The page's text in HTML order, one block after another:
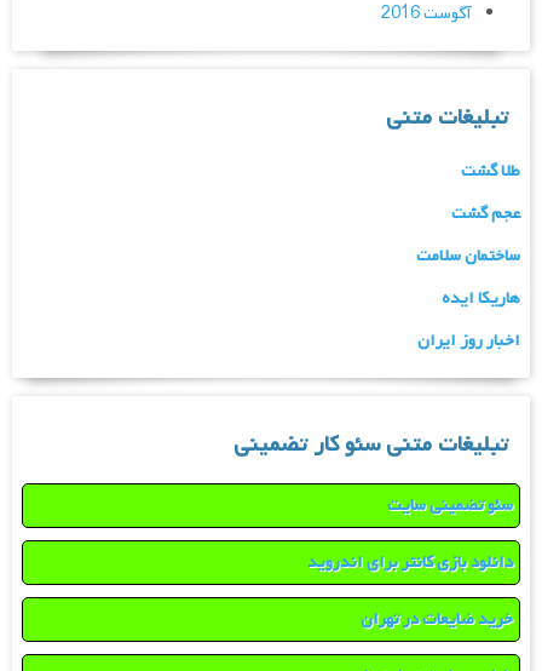
آگوست 2016
تبلیغات متنی
طلا گشت
عجم گشت
ساختمان سلامت
هاریکا ایده
اخبار روز ایران
تبلیغات متنی سئو کار تضمینی
سئو تضمینی سایت
دانلود بازی کانتر برای اندروید
خرید ضایعات در تهران